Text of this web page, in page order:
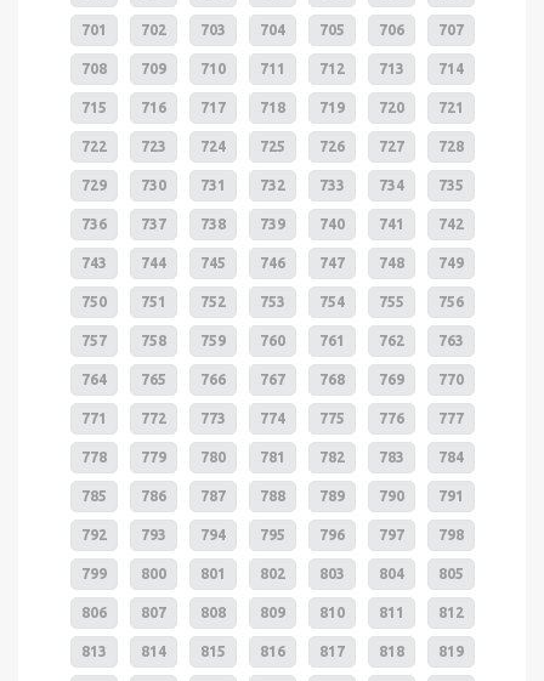
701 702 703 704 705 706 707
708 709 710 711 712 713 714
715 716 717 718 719 720 721
722 723 724 725 726 727 728
729 730 731 732 733 734 735
736 737 738 739 740 741 742
743 744 745 746 747 748 749
750 751 752 753 754 755 756
757 758 759 760 761 762 763
764 765 766 767 768 769 770
771 772 773 774 775 776 777
778 779 780 781 782 783 784
785 786 787 788 789 790 791
792 793 794 795 796 797 798
799 800 801 802 803 804 805
806 807 808 809 810 811 812
813 814 815 816 817 818 819